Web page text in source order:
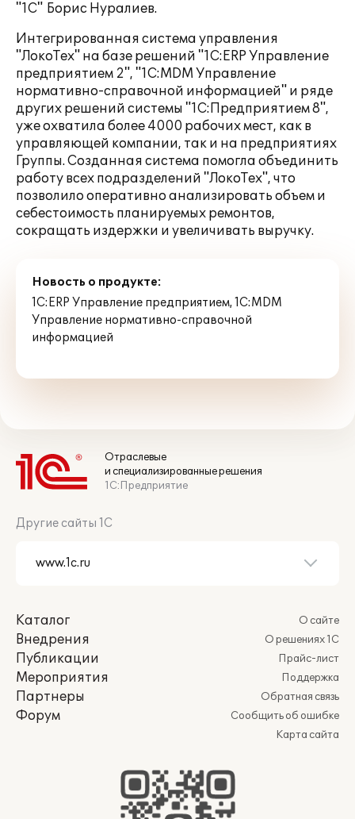
"1С" Борис Нуралиев.
Интегрированная система управления
"ЛокоТех" на базе решений "1С:ERP Управление
предприятием 2", "1С:MDM Управление
нормативно-справочной информацией" и ряде
других решений системы "1С:Предприятием 8",
уже охватила более 4000 рабочих мест, как в
управляющей компании, так и на предприятиях
Группы. Созданная система помогла объединить
работу всех подразделений "ЛокоТех", что
позволило оперативно анализировать объем и
себестоимость планируемых ремонтов,
сокращать издержки и увеличивать выручку.
Новость о продукте:
1С:ERP Управление предприятием,1С:MDM
Управление нормативно-справочной
информацией
Отраслевые
и специализированные решения
1С:Предприятие
Другие сайты 1С
Каталог
Внедрения
Публикации
Мероприятия
Партнеры
Форум
О сайте
О решениях 1С
Прайс-лист
Поддержка
Обратная связь
Сообщить об ошибке
Карта сайта